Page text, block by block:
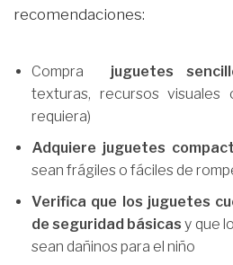
recomendaciones:
Compra juguetes
texturas, recursos
requiera)
Adquiere juguetes
sean frágiles o fáciles de
Verifica que los juguetes
de seguridad básicas y que
sean dañinos para el niño